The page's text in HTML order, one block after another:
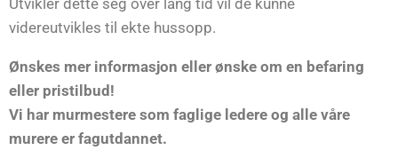
videreutvikles til ekte hussopp.
Ønskes mer informasjon eller ønske om en befaring
eller pristilbud!
Vi har murmestere som faglige ledere og alle våre
murere er fagutdannet.